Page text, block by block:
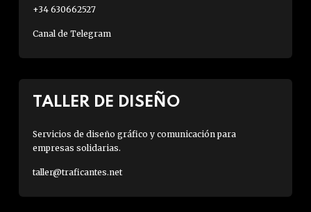
+34 630662527
Canal de Telegram
TALLER DE DISEÑO
Servicios de diseño gráfico y comunicación para
empresas solidarias.
taller@traficantes.net